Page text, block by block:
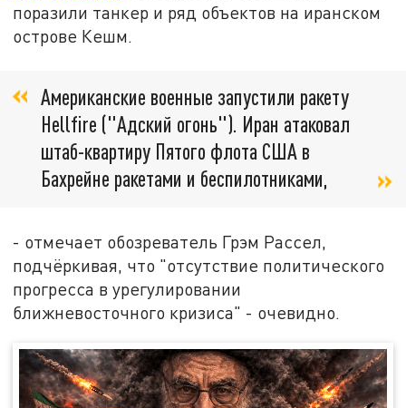
поразили танкер и ряд объектов на иранском
острове Кешм.
Американские военные запустили ракету
Hellfire ("Адский огонь"). Иран атаковал
штаб-квартиру Пятого флота США в
Бахрейне ракетами и беспилотниками,
- отмечает обозреватель Грэм Рассел,
подчёркивая, что "отсутствие политического
прогресса в урегулировании
ближневосточного кризиса" - очевидно.